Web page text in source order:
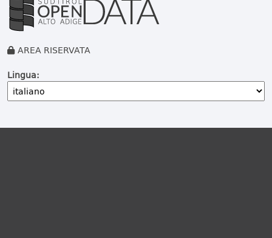
AREA RISERVATA
Lingua